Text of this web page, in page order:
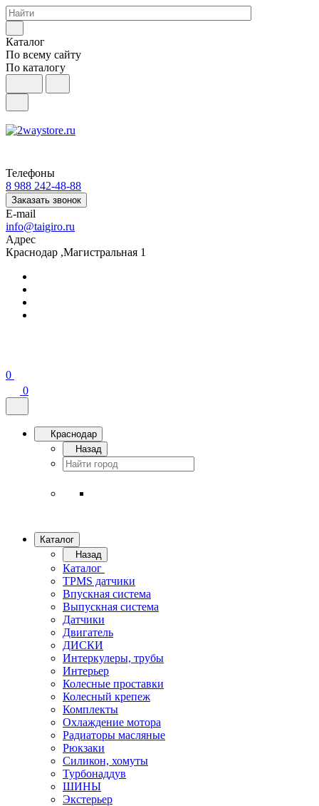
Каталог
По всему сайту
По каталогу
Телефоны
8 988 242-48-88
Заказать звонок
E-mail
info@taigiro.ru
Адрес
Краснодар ,Магистральная 1
0
0
Краснодар
Назад
Каталог
Назад
Каталог
TPMS датчики
Впускная система
Выпускная система
Датчики
Двигатель
ДИСКИ
Интеркулеры, трубы
Интерьер
Колесные проставки
Колесный крепеж
Комплекты
Охлаждение мотора
Радиаторы масляные
Рюкзаки
Силикон, хомуты
Турбонаддув
ШИНЫ
Экстерьер